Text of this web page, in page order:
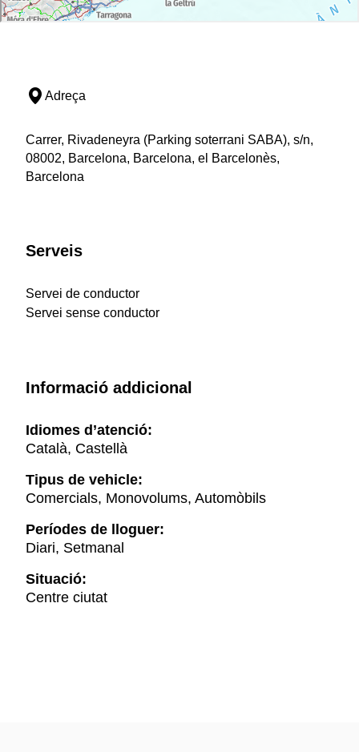
Adreça
Carrer, Rivadeneyra (Parking soterrani SABA), s/n,
08002, Barcelona, Barcelona, el Barcelonès,
Barcelona
Serveis
Servei de conductor
Servei sense conductor
Informació addicional
Idiomes d’atenció:
Català, Castellà
Tipus de vehicle:
Comercials, Monovolums, Automòbils
Períodes de lloguer:
Diari, Setmanal
Situació:
Centre ciutat